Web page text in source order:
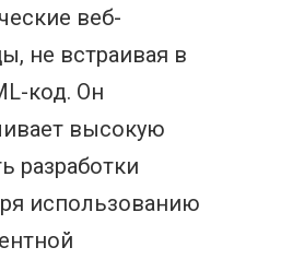
веб-
не встраивая в
код. Он
высокую
разработки
использованию